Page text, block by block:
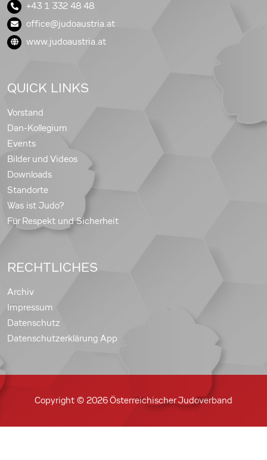
+43 1 332 48 48
office@judoaustria.at
www.judoaustria.at
QUICK LINKS
Vorstand
Dan-Kollegium
Events
Bilder und Videos
Downloads
Standorte
Was ist Judo?
Für Respekt und Sicherheit
RECHTLICHES
Archiv
Impressum
Datenschutz
Datenschutzerklärung App
Copyright © 2026 Österreichischer Judoverband